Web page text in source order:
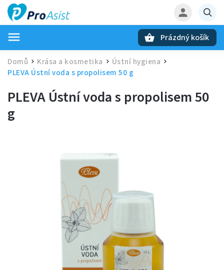
Prázdný košík
Domů / Krása a kosmetika / Ústní hygiena /
PLEVA Ústní voda s propolisem 50 g
PLEVA Ústní voda s propolisem 50
g